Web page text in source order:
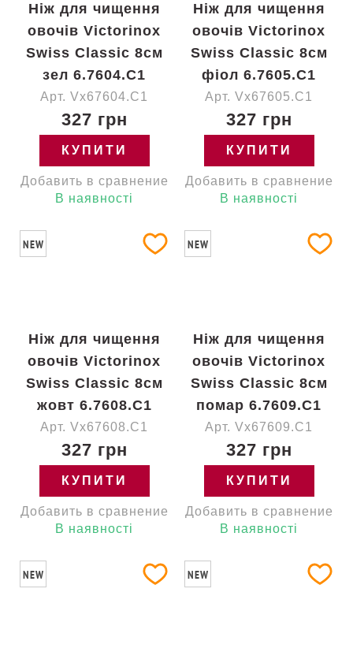
Ніж для чищення
овочів Victorinox
Swiss Classic 8см
зел 6.7604.C1
Арт. Vx67604.C1
327 грн
КУПИТИ
Добавить в сравнение
В наявності
Ніж для чищення
овочів Victorinox
Swiss Classic 8см
фіол 6.7605.C1
Арт. Vx67605.C1
327 грн
КУПИТИ
Добавить в сравнение
В наявності
NEW
Ніж для чищення
овочів Victorinox
Swiss Classic 8см
жовт 6.7608.C1
Арт. Vx67608.C1
327 грн
КУПИТИ
Добавить в сравнение
В наявності
NEW
Ніж для чищення
овочів Victorinox
Swiss Classic 8см
помар 6.7609.C1
Арт. Vx67609.C1
327 грн
КУПИТИ
Добавить в сравнение
В наявності
NEW NEW